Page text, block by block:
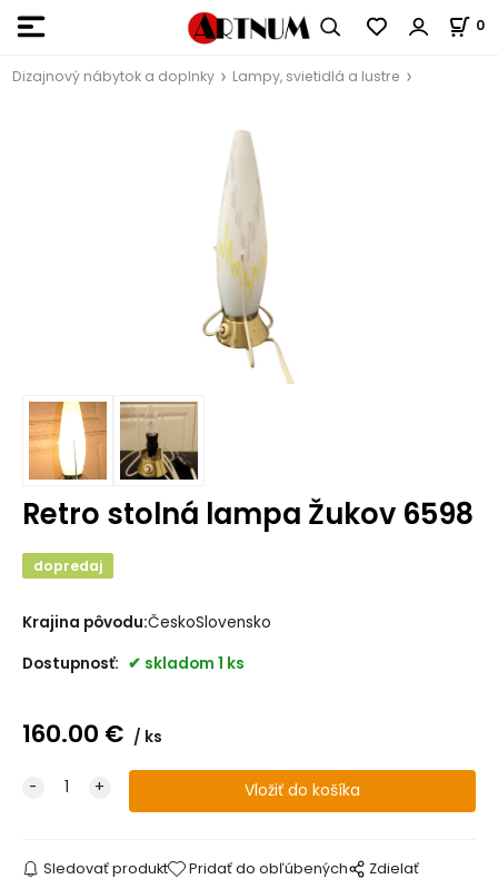
0
Dizajnový nábytok a doplnky Lampy, svietidlá a lustre
Retro stolná lampa Žukov 6598
dopredaj
Krajina pôvodu:ČeskoSlovensko
Dostupnosť:
skladom 1 ks
160.00 € ks
Sledovať produkt Pridať do obľúbených Zdielať